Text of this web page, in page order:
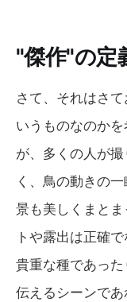
"傑作"の定
さて、それはさ
いうものなのか
が、多くの人が
く、鳥の動きの
景も美しくまと
トや露出は正確
貴重な種であっ
伝えるシーンで